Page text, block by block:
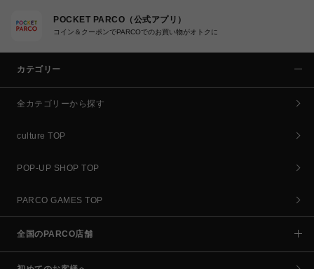
POCKET PARCO（公式アプリ）
コイン＆クーポンでPARCOでのお買い物がオトクに
カテゴリー
全カテゴリーから探す
culture TOP
POP-UP SHOP TOP
PARCO GAMES TOP
全国のPARCO店舗